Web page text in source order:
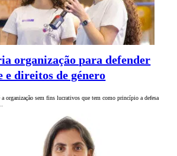
organização para defender
e direitos de género
organização sem fins lucrativos que tem como princípio a defesa